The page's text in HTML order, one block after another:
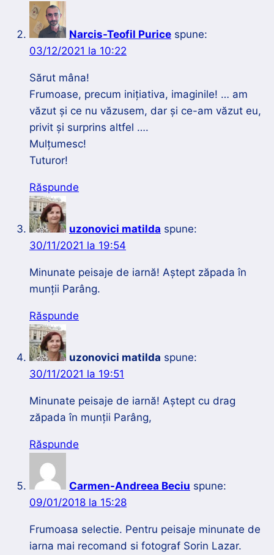
Narcis-Teofil Purice spune:
03/12/2021 la 10:22
Sărut mâna!
Frumoase, precum inițiativa, imaginile! … am
văzut și ce nu văzusem, dar și ce-am văzut eu,
privit și surprins altfel ….
Mulțumesc!
Tuturor!
Răspunde
uzonovici matilda spune:
30/11/2021 la 19:54
Minunate peisaje de iarnă! Aștept zăpada în
munții Parâng.
Răspunde
uzonovici matilda spune:
30/11/2021 la 19:51
Minunate peisaje de iarnă! Aștept cu drag
zăpada în munții Parâng,
Răspunde
Carmen-Andreea Beciu spune:
09/01/2018 la 15:28
Frumoasa selectie. Pentru peisaje minunate de
iarna mai recomand si fotograf Sorin Lazar.